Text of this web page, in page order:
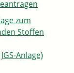
zum
Stoffen
Anlage)